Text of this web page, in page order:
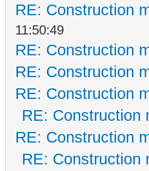
RE: Construction
11:50:49
RE: Construction
RE: Construction
RE: Construction
RE: Construction
RE: Construction
RE: Construction